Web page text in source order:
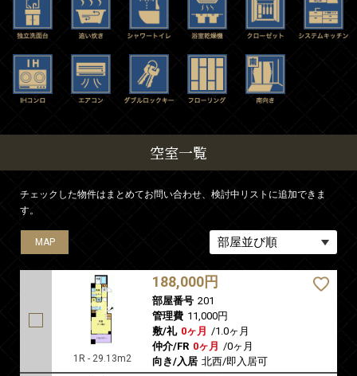
空室一覧
チェックした物件はまとめてお問い合わせ、検討中リストに追加できま
す。
MAP
1R - 29.13m2
188,000円
部屋番号 201
管理費 11,000円
敷/礼 0ヶ月 /1.0ヶ月
仲介/FR 0ヶ月 /0ヶ月
向き/入居 北西/即入居可
MAP
MAP
MAP